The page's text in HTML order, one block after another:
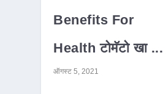
Benefits For
Health टोमॅटो खा ...
ऑगस्ट 5, 2021